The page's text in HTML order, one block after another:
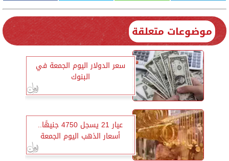
موضوعات متعلقة
سعر الدولار اليوم الجمعة في
البنوك
عيار 21 يسجل 4750 جنيهًا..
أسعار الذهب اليوم الجمعة